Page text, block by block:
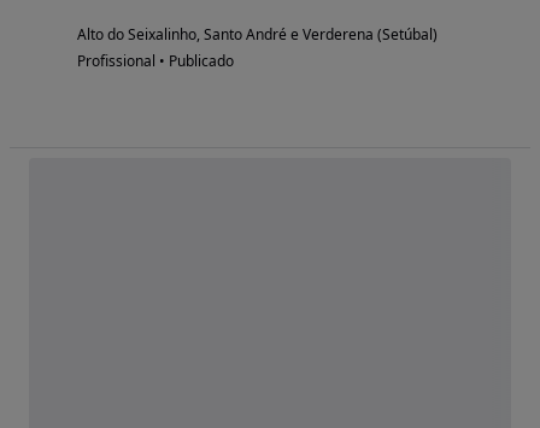
Alto do Seixalinho, Santo André e Verderena (Setúbal)
Profissional • Publicado